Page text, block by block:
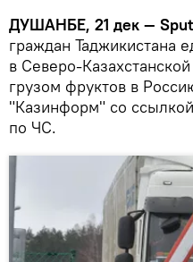
ДУШАНБЕ, 21 дек —
граждан Таджикистана
в Северо-
грузом фруктов в
"Казинформ" со
по ЧС.